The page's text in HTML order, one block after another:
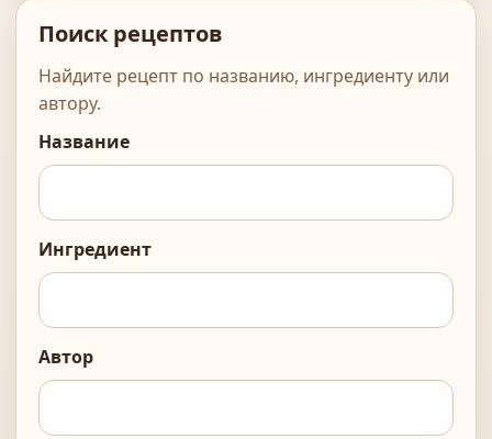
Поиск рецептов
Найдите рецепт по названию, ингредиенту или
автору.
Название
Ингредиент
Автор